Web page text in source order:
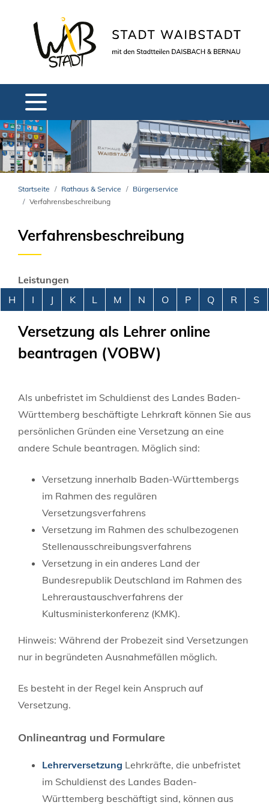
Startseite Rathaus & Service
Bürgerservice
Verfahrensbeschreibung
Verfahrensbeschreibung
Leistungen
Alphabetisches Register überspringen
H I J K L M N O P Q R S
Versetzung als Lehrer online
beantragen (VOBW)
Als unbefristet im Schuldienst des Landes Baden-
Württemberg beschäftigte Lehrkraft können Sie aus
persönlichen Gründen eine Versetzung an eine
andere Schule beantragen. Möglich sind:
Versetzung innerhalb Baden-Württembergs
im Rahmen des regulären
Versetzungsverfahrens
Versetzung im Rahmen des schulbezogenen
Stellenausschreibungsverfahrens
Versetzung in ein anderes Land der
Bundesrepublik Deutschland im Rahmen des
Lehreraustauschverfahrens der
Kultusministerkonferenz (KMK).
Hinweis: Während der Probezeit sind Versetzungen
nur in begründeten Ausnahmefällen möglich.
Es besteht in der Regel kein Anspruch auf
Versetzung.
Onlineantrag und Formulare
Lehrerversetzung Lehrkräfte, die unbefristet
im Schuldienst des Landes Baden-
Württemberg beschäftigt sind, können aus